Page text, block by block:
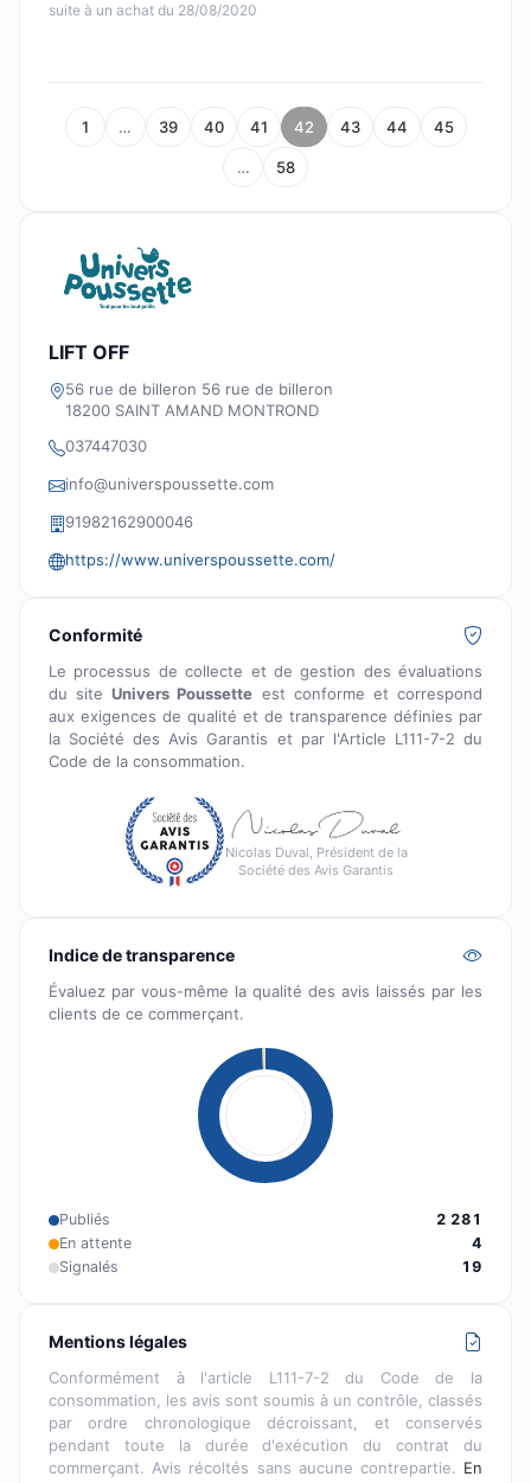
suite à un achat du 28/08/2020
1 … 39 40 41 42 43 44 45
… 58
LIFT OFF
56 rue de billeron 56 rue de billeron
18200 SAINT AMAND MONTROND
037447030
info@universpoussette.com
91982162900046
https://www.universpoussette.com/
Conformité
Le processus de collecte et de gestion des évaluations
du siteUnivers Poussette est conforme et correspond
aux exigences de qualité et de transparence définies par
la Société des Avis Garantis et par l'Article L111-7-2 du
Code de la consommation.
Nicolas Duval, Président de la
Société des Avis Garantis
Indice de transparence
Évaluez par vous-même la qualité des avis laissés par les
clients de ce commerçant.
Publiés
2 281
En attente
4
Signalés
19
Mentions légales
Conformément à l'article L111-7-2 du Code de la
consommation, les avis sont soumis à un contrôle, classés
par ordre chronologique décroissant, et conservés
pendant toute la durée d'exécution du contrat du
commerçant. Avis récoltés sans aucune contrepartie. En